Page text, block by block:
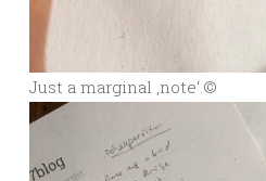
Just a marginal ,note‘.©️